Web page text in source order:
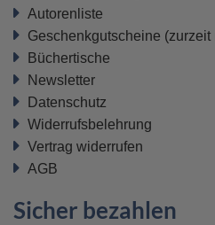
Autorenliste
Geschenkgutscheine (zurzeit
Büchertische
Newsletter
Datenschutz
Widerrufsbelehrung
Vertrag widerrufen
AGB
Sicher bezahlen